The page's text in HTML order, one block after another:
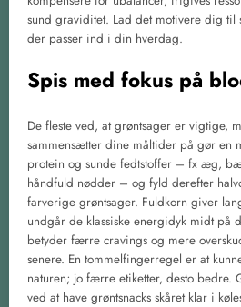
sund graviditet. Lad det motivere dig
der passer ind i din hverdag.
Spis med fokus på
De fleste ved, at grøntsager er vigtige,
sammensætter dine måltider på gør en
protein og sunde fedtstoffer – fx æg,
håndfuld nødder – og fyld derefter
farverige grøntsager. Fuldkorn giver
undgår de klassiske energidyk midt på
betyder færre cravings og mere
senere. En tommelfingerregel er at
naturen; jo færre etiketter, desto bedre.
ved at have grøntsnacks skåret klar i